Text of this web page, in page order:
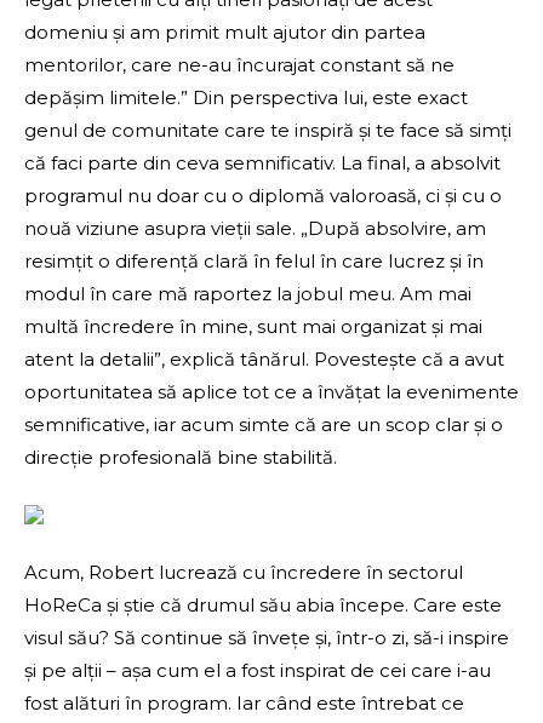
domeniu și am primit mult ajutor din partea
mentorilor, care ne-au încurajat constant să ne
depășim limitele.” Din perspectiva lui, este exact
genul de comunitate care te inspiră și te face să simți
că faci parte din ceva semnificativ. La final, a absolvit
programul nu doar cu o diplomă valoroasă, ci și cu o
nouă viziune asupra vieții sale. „După absolvire, am
resimțit o diferență clară în felul în care lucrez și în
modul în care mă raportez la jobul meu. Am mai
multă încredere în mine, sunt mai organizat și mai
atent la detalii”, explică tânărul. Povestește că a avut
oportunitatea să aplice tot ce a învățat la evenimente
semnificative, iar acum simte că are un scop clar și o
direcție profesională bine stabilită.
Acum, Robert lucrează cu încredere în sectorul
HoReCa și știe că drumul său abia începe. Care este
visul său? Să continue să învețe și, într-o zi, să-i inspire
și pe alții – așa cum el a fost inspirat de cei care i-au
fost alături în program. Iar când este întrebat ce